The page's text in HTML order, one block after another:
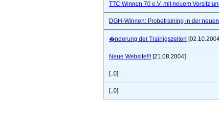
TTC Winnen 70 e.V. mit neuem Vorsitz
DGH-Winnen: Probetraining in der
�nderung der Trainigszeiten
Neue Website!!! [21.08.2004]
[..0]
[..0]